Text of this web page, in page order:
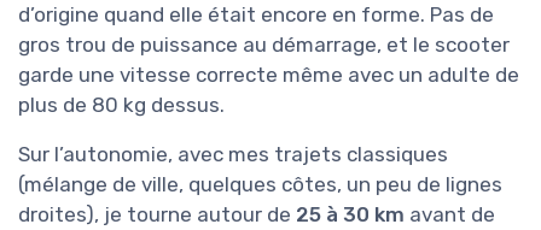
d’origine quand elle était encore en forme. Pas de
gros trou de puissance au démarrage, et le scooter
garde une vitesse correcte même avec un adulte de
plus de 80 kg dessus.
Sur l’autonomie, avec mes trajets classiques
(mélange de ville, quelques côtes, un peu de lignes
droites), je tourne autour de 25 à 30 km avant de